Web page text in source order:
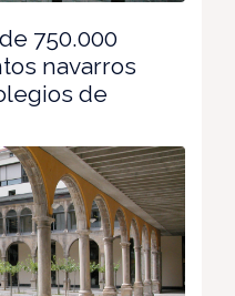
750.000
navarros
de